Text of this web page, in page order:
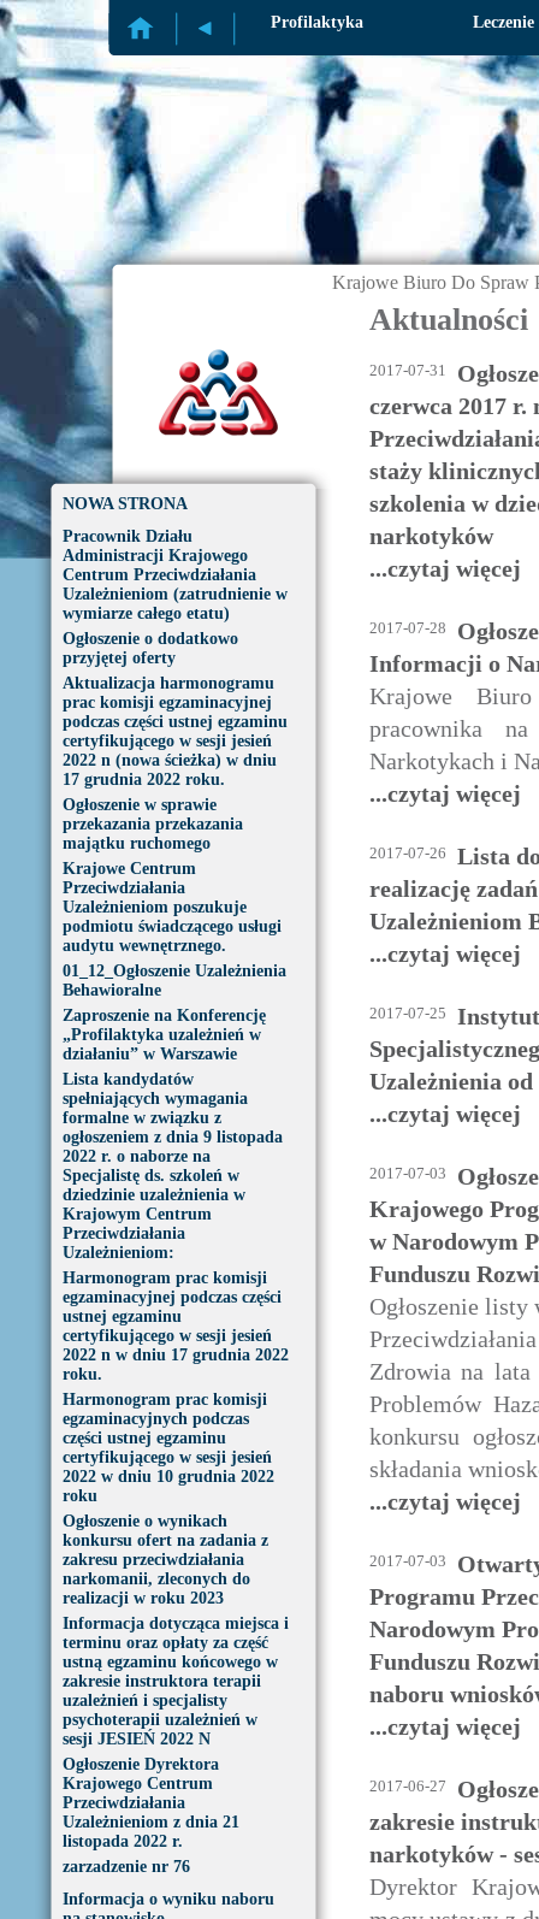
Profilaktyka Leczenie
NOWA STRONA
Pracownik Działu
Administracji Krajowego
Centrum Przeciwdziałania
Uzależnieniom (zatrudnienie w
wymiarze całego etatu)
Ogłoszenie o dodatkowo
przyjętej oferty
Aktualizacja harmonogramu
prac komisji egzaminacyjnej
podczas części ustnej egzaminu
certyfikującego w sesji jesień
2022 n (nowa ścieżka) w dniu
17 grudnia 2022 roku.
Ogłoszenie w sprawie
przekazania przekazania
majątku ruchomego
Krajowe Centrum
Przeciwdziałania
Uzależnieniom poszukuje
podmiotu świadczącego usługi
audytu wewnętrznego.
01_12_Ogłoszenie Uzależnienia
Behawioralne
Zaproszenie na Konferencję
„Profilaktyka uzależnień w
działaniu” w Warszawie
Lista kandydatów
spełniających wymagania
formalne w związku z
ogłoszeniem z dnia 9 listopada
2022 r. o naborze na
Specjalistę ds. szkoleń w
dziedzinie uzależnienia w
Krajowym Centrum
Przeciwdziałania
Uzależnieniom:
Harmonogram prac komisji
egzaminacyjnej podczas części
ustnej egzaminu
certyfikującego w sesji jesień
2022 n w dniu 17 grudnia 2022
roku.
Harmonogram prac komisji
egzaminacyjnych podczas
części ustnej egzaminu
certyfikującego w sesji jesień
2022 w dniu 10 grudnia 2022
roku
Ogłoszenie o wynikach
konkursu ofert na zadania z
zakresu przeciwdziałania
narkomanii, zleconych do
realizacji w roku 2023
Informacja dotycząca miejsca i
terminu oraz opłaty za część
ustną egzaminu końcowego w
zakresie instruktora terapii
uzależnień i specjalisty
psychoterapii uzależnień w
sesji JESIEŃ 2022 N
Ogłoszenie Dyrektora
Krajowego Centrum
Przeciwdziałania
Uzależnieniom z dnia 21
listopada 2022 r.
zarzadzenie nr 76
Informacja o wyniku naboru
Krajowe Biuro Do Spraw
Aktualności
2017-07-31
czerwca 2017
staży
szkolenia w
narkotyków
...czytaj więcej
2017-07-28
Informacji o
Krajowe Biuro
pracownika
Narkotykach i
...czytaj więcej
2017-07-26
Lista
realizację
Uzależnieniom
...czytaj więcej
2017-07-25
Instytut
Uzależnienia
...czytaj więcej
2017-07-03
Krajowego
w Narodowym
Funduszu
Ogłoszenie
Zdrowia na lata
Problemów
konkursu
składania
...czytaj więcej
2017-07-03
Programu
Narodowym
Funduszu
naboru
...czytaj więcej
2017-06-27
zakresie
narkotyków -
Dyrektor